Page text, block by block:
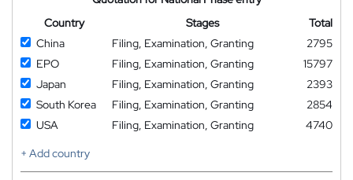
Country
Stages
Total
China
Filing, Examination, Granting
2795
EPO
Filing, Examination, Granting
15797
Japan
Filing, Examination, Granting
2393
South Korea
Filing, Examination, Granting
2854
USA
Filing, Examination, Granting
4740
+ Add country